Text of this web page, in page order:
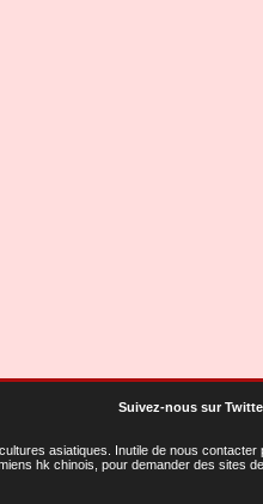
Suivez-nous sur
asiatiques . Inutile de nous
hk chinois, pour demander des sites